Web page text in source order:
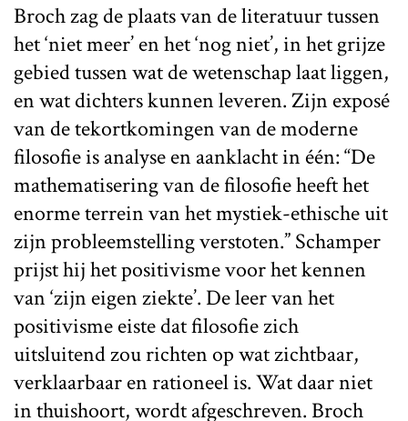
Broch zag de plaats van de literatuur tussen
het ‘niet meer’ en het ‘nog niet’, in het grijze
gebied tussen wat de wetenschap laat liggen,
en wat dichters kunnen leveren. Zijn exposé
van de tekortkomingen van de moderne
filosofie is analyse en aanklacht in één: “De
mathematisering van de filosofie heeft het
enorme terrein van het mystiek-ethische uit
zijn probleemstelling verstoten.” Schamper
prijst hij het positivisme voor het kennen
van ‘zijn eigen ziekte’. De leer van het
positivisme eiste dat filosofie zich
uitsluitend zou richten op wat zichtbaar,
verklaarbaar en rationeel is. Wat daar niet
in thuishoort, wordt afgeschreven. Broch